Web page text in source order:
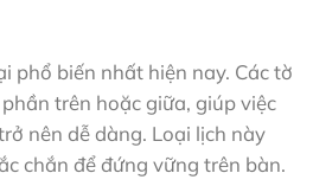
phổ biến nhất hiện nay. Các tờ
trên hoặc giữa, giúp việc
nên dễ dàng. Loại lịch này
chắn để đứng vững trên bàn.